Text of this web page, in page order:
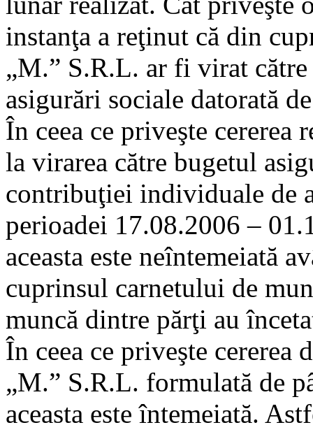
instanţa a reţinut că din
„M.” S.R.L. ar fi virat
asigurări sociale datorată
În ceea ce priveşte cererea
la virarea către bugetul
contribuţiei individuale de
perioadei 17.08.2006 –
aceasta este neîntemeiată
cuprinsul carnetului de
muncă dintre părţi au
În ceea ce priveşte cererea
„M.” S.R.L. formulată de
aceasta este întemeiată.